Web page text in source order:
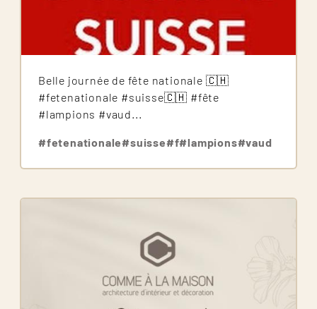
Belle journée de fête nationale 🇨🇭
#fetenationale #suisse🇨🇭 #fête
#lampions #vaud...
#fetenationale#suisse#f#lampions#vaud